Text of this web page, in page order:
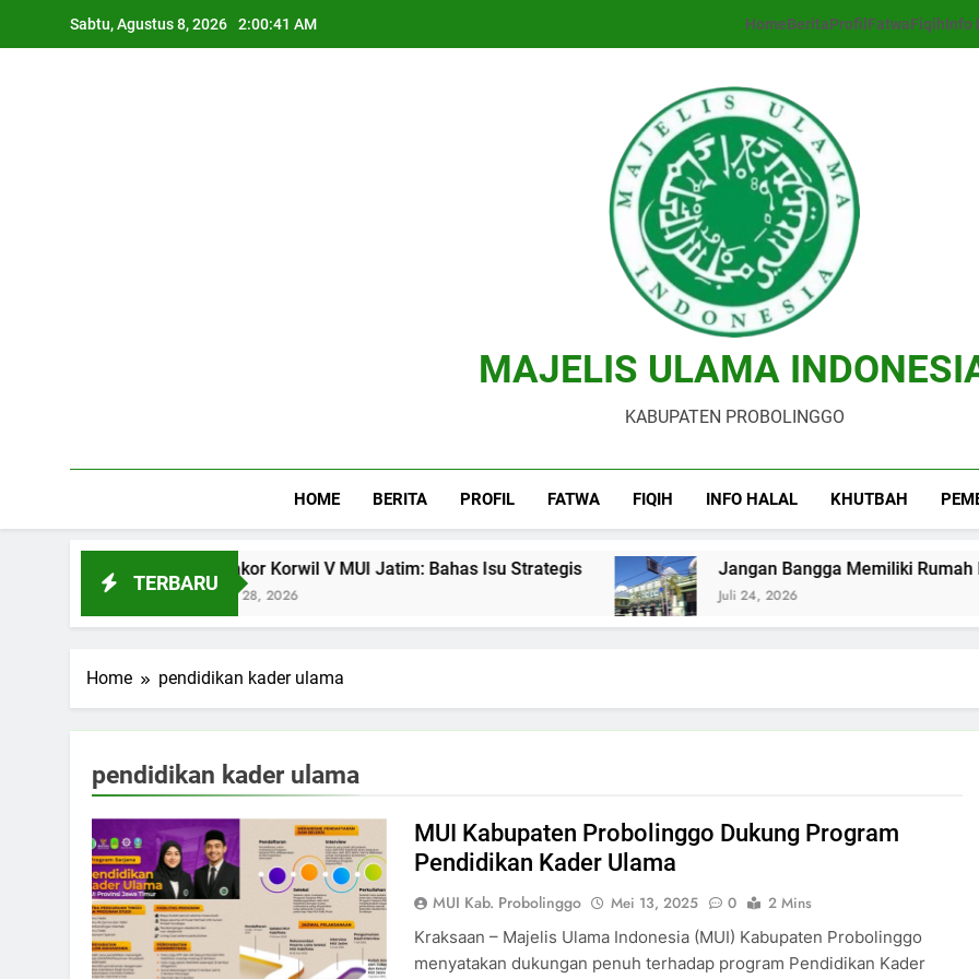
Sabtu, Agustus 8, 2026 2:00:41 AM HomeBeritaProfil FatwaFiqihInfo
MAJELIS ULAMA
KABUPATEN PROBOLINGGO
HOME BERITA PROFIL FATWA FIQIH INFO HALAL KHUTBAH
TERBARU
Rakor Korwil V MUI Jatim: Bahas Isu Strategis
Juli 28, 2026
Jangan Bangga Memiliki Rumah
Juli 24, 2026
Home pendidikan kader ulama
pendidikan kader ulama
MUI Kabupaten Probolinggo Dukung Program
Pendidikan Kader Ulama
MUI Kab. Probolinggo Mei 13, 2025 0
2 Mins
Kraksaan – Majelis Ulama Indonesia (MUI) Kabupaten Probolinggo
menyatakan dukungan penuh terhadap program Pendidikan Kader